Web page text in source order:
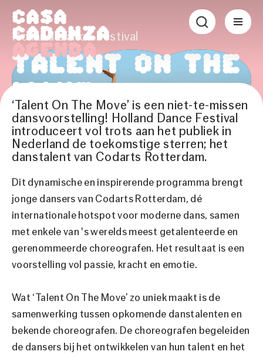
Casa
Cadanza
Agenda
Holland Dance Festival
Talent on the
Move
Maak nu al kennis met de sterren van
morgen!
Za 13 feb.|Theater
Tijden & tickets
‘Talent On The Move’ is een niet-te-missen
dansvoorstelling! Holland Dance Festival
introduceert vol trots aan het publiek in
Nederland de toekomstige sterren; het
danstalent van Codarts Rotterdam.
Dit dynamische en inspirerende programma brengt
jonge dansers van Codarts Rotterdam, dé
internationale hotspot voor moderne dans, samen
met enkele van 's werelds meest getalenteerde en
gerenommeerde choreografen. Het resultaat is een
voorstelling vol passie, kracht en emotie.
Wat ‘Talent On The Move’ zo uniek maakt is de
samenwerking tussen opkomende danstalenten en
bekende choreografen. De choreografen begeleiden
de dansers bij het ontwikkelen van hun talent en het